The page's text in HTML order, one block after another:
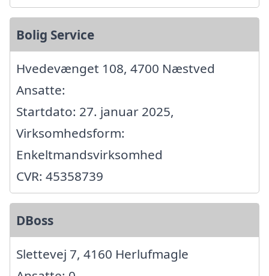
Bolig Service
Hvedevænget 108, 4700 Næstved
Ansatte:
Startdato: 27. januar 2025,
Virksomhedsform:
Enkeltmandsvirksomhed
CVR: 45358739
DBoss
Slettevej 7, 4160 Herlufmagle